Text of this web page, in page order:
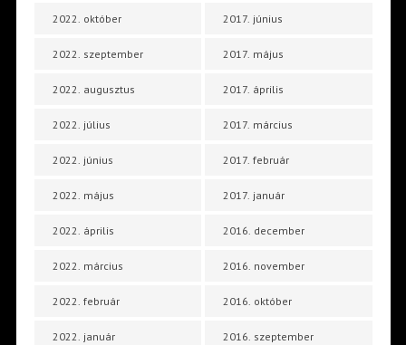
2022. október
2022. szeptember
2022. augusztus
2022. július
2022. június
2022. május
2022. április
2022. március
2022. február
2022. január
2017. június
2017. május
2017. április
2017. március
2017. február
2017. január
2016. december
2016. november
2016. október
2016. szeptember